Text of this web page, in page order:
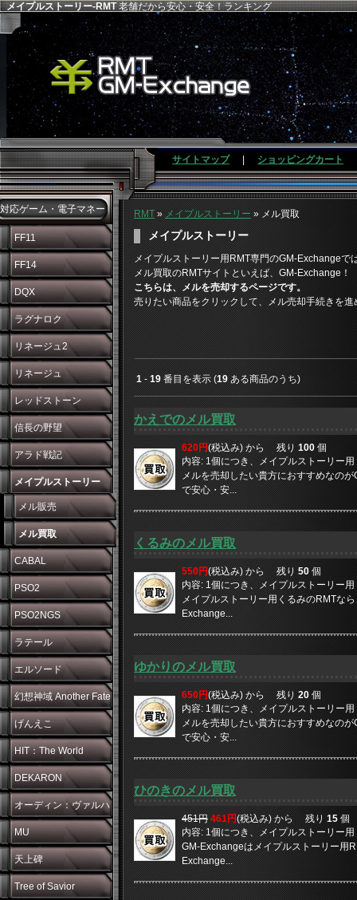
メイプルストーリー-RMT老舗だから安心・安全！ランキング
サイトマップ ショッピングカート
対応ゲーム・電子マネー
FF11
FF14
DQX
ラグナロク
リネージュ2
リネージュ
レッドストーン
信長の野望
アラド戦記
メイプルストーリー
メル販売
メル買取
CABAL
PSO2
PSO2NGS
ラテール
エルソード
幻想神域 Another Fate
げんえこ
HIT：The World
DEKARON
オーディン：ヴァルハ
ラ・ライジング
MU
天上碑
Tree of Savior
RMT» メイプルストーリー » メル買取
メイプルストーリー
メイプルストーリー用RMT専門のGM-Exchangeで
メル買取のRMTサイトといえば、GM-Exchange！
こちらは、メルを売却するページです。
売りたい商品をクリックして、メル売却手続きを進
1- 19番目を表示 (19ある商品のうち)
かえでのメル買取
620円(税込み) から 残り 100 個
内容: 1個につき、メイプルストーリー
メルを売却したい貴方におすすめなの
で安心・安...
くるみのメル買取
550円(税込み) から 残り 50 個
内容: 1個につき、メイプルストーリー
メイプルストーリー用くるみのRMTな
Exchange...
ゆかりのメル買取
650円(税込み) から 残り 20個
内容: 1個につき、メイプルストーリー
メルを売却したい貴方におすすめなの
で安心・安...
ひのきのメル買取
451円 461円(税込み) から 残り 15 個
内容: 1個につき、メイプルストーリー
GM-Exchangeはメイプルストーリー用
Exchange...